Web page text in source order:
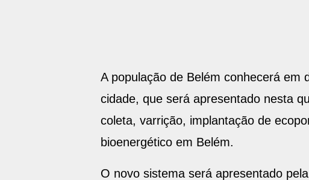
A população de Belém conhecerá em
cidade, que será apresentado nesta
coleta, varrição, implantação de
bioenergético em Belém.
O novo sistema será apresentado